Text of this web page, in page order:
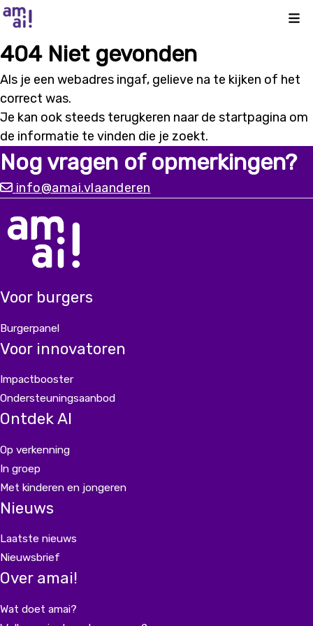
404 Niet gevonden
Als je een webadres ingaf, gelieve na te kijken of het
correct was.
Je kan ook steeds terugkeren naar de startpagina om
de informatie te vinden die je zoekt.
Nog vragen of opmerkingen?
info@amai.vlaanderen
Voor burgers
Burgerpanel
Voor innovatoren
Impactbooster
Ondersteuningsaanbod
Ontdek AI
Op verkenning
In groep
Met kinderen en jongeren
Nieuws
Laatste nieuws
Nieuwsbrief
Over amai!
Wat doet amai?